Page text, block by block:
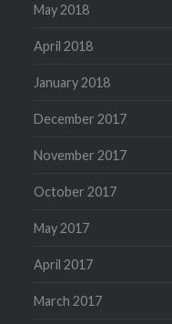
May 2018
April 2018
January 2018
December 2017
November 2017
October 2017
May 2017
April 2017
March 2017